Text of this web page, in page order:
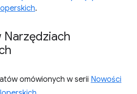
.
omówionych w serii Nowości